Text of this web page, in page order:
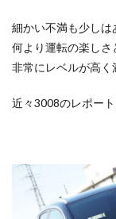
細かい不満も少しは
何より運転の楽し
非常にレベルが高く
近々3008のレポート